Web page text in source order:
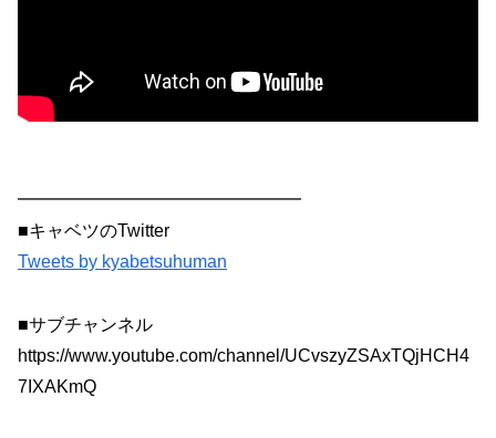
━━━━━━━━━━━━━━━━
■キャベツのTwitter
Tweets by kyabetsuhuman
■サブチャンネル
https://www.youtube.com/channel/UCvszyZSAxTQjHCH4
7IXAKmQ